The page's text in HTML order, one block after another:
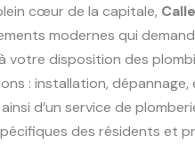
cœur de la capitale,
modernes qui
votre disposition des
: installation,
d’un service de
des résidents et